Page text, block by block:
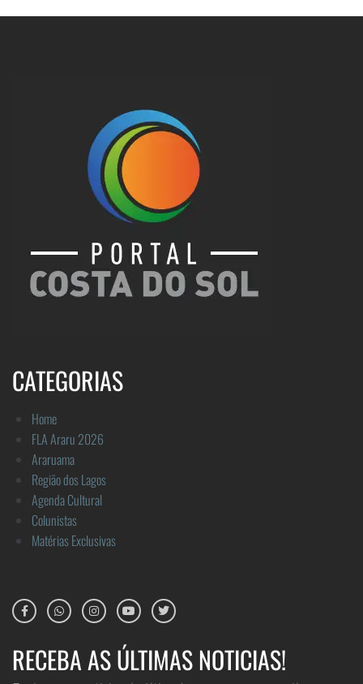
CATEGORIAS
Home
FLA Araru 2026
Araruama
Região dos Lagos
Agenda Cultural
Colunistas
Matérias Exclusivas
RECEBA AS ÚLTIMAS NOTICIAS!